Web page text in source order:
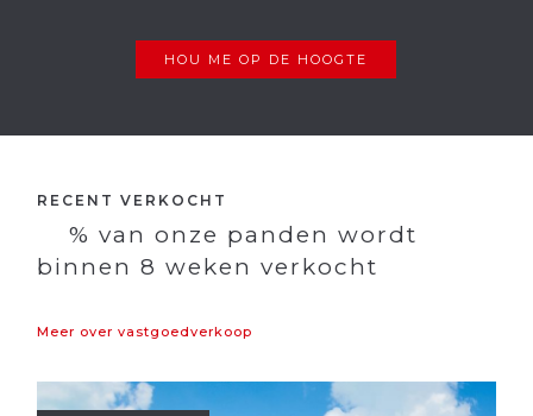
HOU ME OP DE HOOGTE
RECENT VERKOCHT
% van onze panden wordt
binnen 8 weken verkocht
Meer over vastgoedverkoop